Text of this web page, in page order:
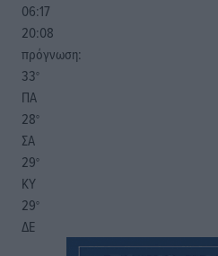
06:17
20:08
πρόγνωση:
33°
ΠΑ
28°
ΣΑ
29°
ΚΥ
29°
ΔΕ